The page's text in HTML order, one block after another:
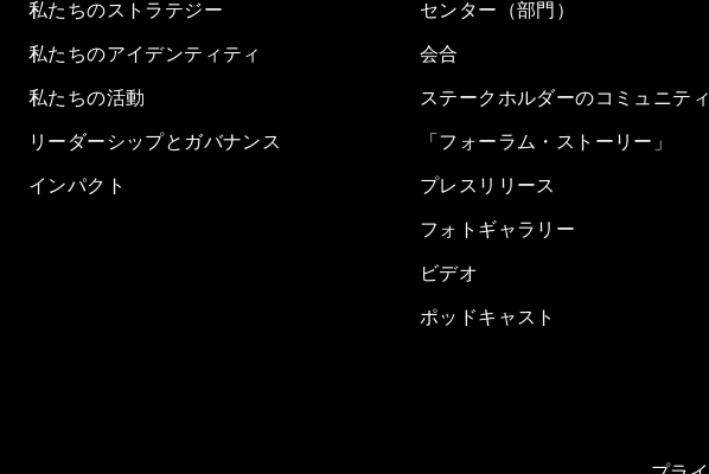
私たちのストラテジー
私たちのアイデンティティ
私たちの活動
リーダーシップとガバナンス
インパクト
センター（部門）
会合
ステークホルダーのコミュニティ
「フォーラム・ストーリー」
プレスリリース
フォトギャラリー
ビデオ
ポッドキャスト